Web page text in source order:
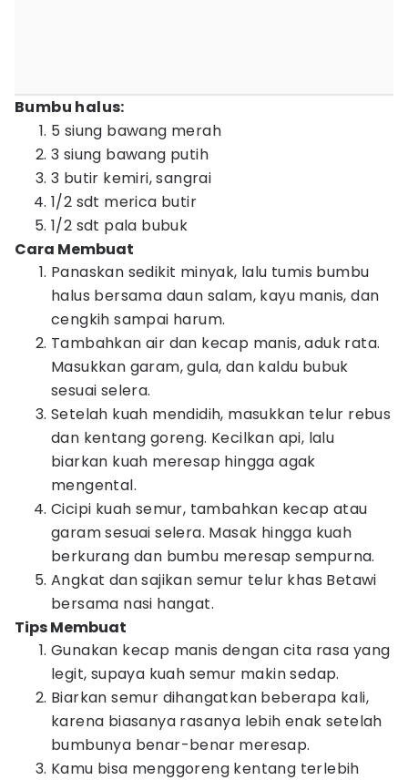
Bumbu halus:
5 siung bawang merah
3 siung bawang putih
3 butir kemiri, sangrai
1/2 sdt merica butir
1/2 sdt pala bubuk
Cara Membuat
Panaskan sedikit minyak, lalu tumis bumbu
halus bersama daun salam, kayu manis, dan
cengkih sampai harum.
Tambahkan air dan kecap manis, aduk rata.
Masukkan garam, gula, dan kaldu bubuk
sesuai selera.
Setelah kuah mendidih, masukkan telur rebus
dan kentang goreng. Kecilkan api, lalu
biarkan kuah meresap hingga agak
mengental.
Cicipi kuah semur, tambahkan kecap atau
garam sesuai selera. Masak hingga kuah
berkurang dan bumbu meresap sempurna.
Angkat dan sajikan semur telur khas Betawi
bersama nasi hangat.
Tips Membuat
Gunakan kecap manis dengan cita rasa yang
legit, supaya kuah semur makin sedap.
Biarkan semur dihangatkan beberapa kali,
karena biasanya rasanya lebih enak setelah
bumbunya benar-benar meresap.
Kamu bisa menggoreng kentang terlebih